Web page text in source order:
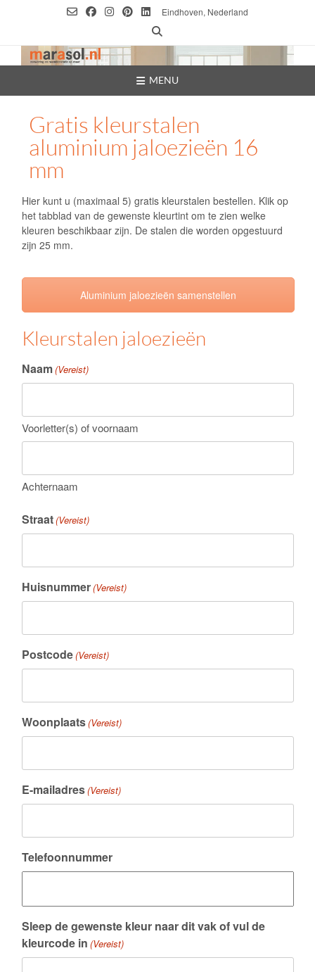
Eindhoven, Nederland
MENU
Gratis kleurstalen
aluminium jaloezieën 16
mm
Hier kunt u (maximaal 5) gratis kleurstalen bestellen. Klik op
het tabblad van de gewenste kleurtint om te zien welke
kleuren beschikbaar zijn. De stalen die worden opgestuurd
zijn 25 mm.
Aluminium jaloezieën samenstellen
Kleurstalen jaloezieën
Naam(Vereist)
Voorletter(s) of voornaam
Achternaam
Straat(Vereist)
Huisnummer(Vereist)
Postcode(Vereist)
Woonplaats(Vereist)
E-mailadres(Vereist)
Telefoonnummer
Sleep de gewenste kleur naar dit vak of vul de
kleurcode in (Vereist)